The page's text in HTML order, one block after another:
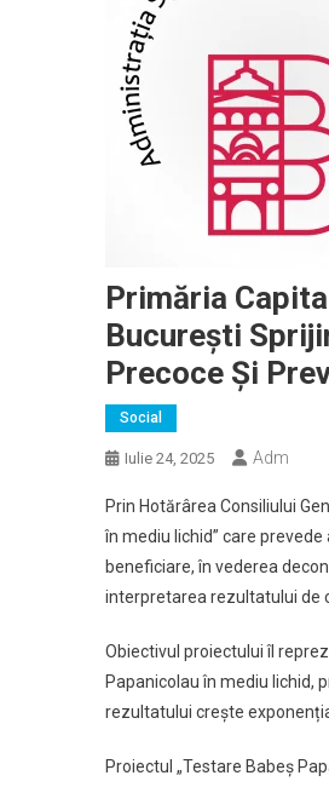
Primăria
București
Precoce Și
Social
Iulie 24, 2025 Adm
Prin Hotărârea Consiliului
în mediu lichid” care
beneficiare, în vederea
interpretarea rezultatului de
Obiectivul proiectului îl
Papanicolau în mediu lichid,
rezultatului crește
Proiectul „Testare Babeș